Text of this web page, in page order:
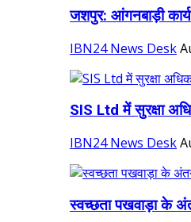
जशपुर: आंगनबाड़ी
IBN24 News Desk
SIS Ltd में सुरक्षा
IBN24 News Desk
स्वच्छता पखवाड़ा के